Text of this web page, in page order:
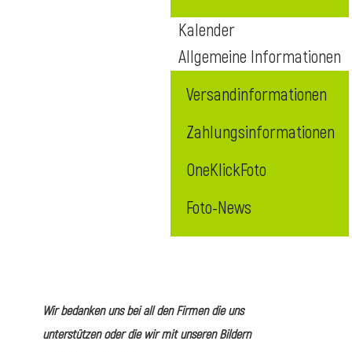
Kalender
Allgemeine Informationen
Versandinformationen
Zahlungsinformationen
OneKlickFoto
Foto-News
Wir bedanken uns bei all den Firmen die uns
unterstützen oder die wir mit unseren Bildern